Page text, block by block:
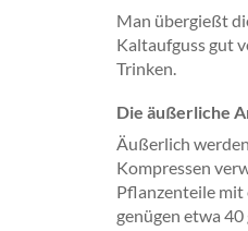
Man übergießt
Kaltaufguss gut
Trinken.
Die äußerliche
Äußerlich
Kompressen
Pflanzenteile mit
genügen etwa